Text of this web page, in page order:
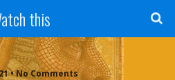
this
• No Comments